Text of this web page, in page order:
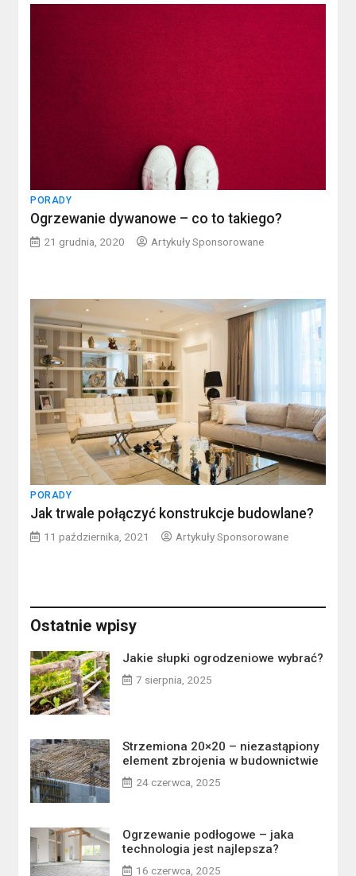
PORADY
Ogrzewanie dywanowe – co to takiego?
21 grudnia, 2020 Artykuły Sponsorowane
PORADY
Jak trwale połączyć konstrukcje budowlane?
11 października, 2021 Artykuły Sponsorowane
Ostatnie wpisy
Jakie słupki ogrodzeniowe wybrać?
7 sierpnia, 2025
Strzemiona 20×20 – niezastąpiony
element zbrojenia w budownictwie
24 czerwca, 2025
Ogrzewanie podłogowe – jaka
technologia jest najlepsza?
16 czerwca, 2025